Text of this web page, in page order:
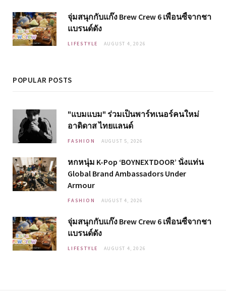
จุ่มสนุกกับแก๊ง Brew Crew 6 เพื่อนซี้จากชา
แบรนด์ดัง
LIFESTYLE AUGUST 4, 2026
POPULAR POSTS
"แบมแบม" ร่วมเป็นพาร์ทเนอร์คนใหม่
อาดิดาส ไทยแลนด์
FASHION AUGUST 5, 2026
หกหนุ่ม K-Pop ‘BOYNEXTDOOR’ นั่งแท่น
Global Brand Ambassadors Under
Armour
FASHION AUGUST 4, 2026
จุ่มสนุกกับแก๊ง Brew Crew 6 เพื่อนซี้จากชา
แบรนด์ดัง
LIFESTYLE AUGUST 4, 2026